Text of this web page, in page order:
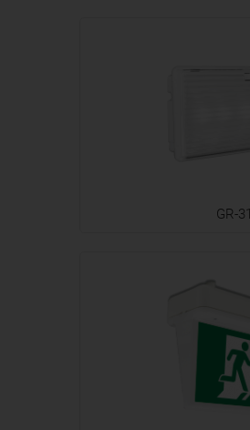
GR-